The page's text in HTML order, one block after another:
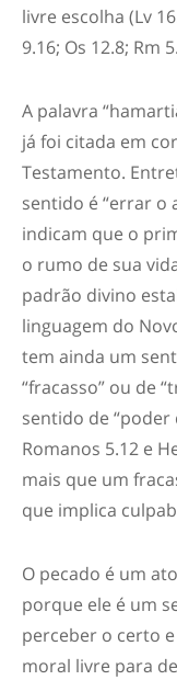
livre escolha (Lv
9.16; Os 12.8; Rm
A palavra
já foi citada em
Testamento.
sentido é “errar o
indicam que o
o rumo de sua
padrão divino
linguagem do
tem ainda um
“fracasso” ou de
sentido de “poder
Romanos 5.12 e
mais que um
que implica
O pecado é um
porque ele é um
perceber o certo
moral livre para